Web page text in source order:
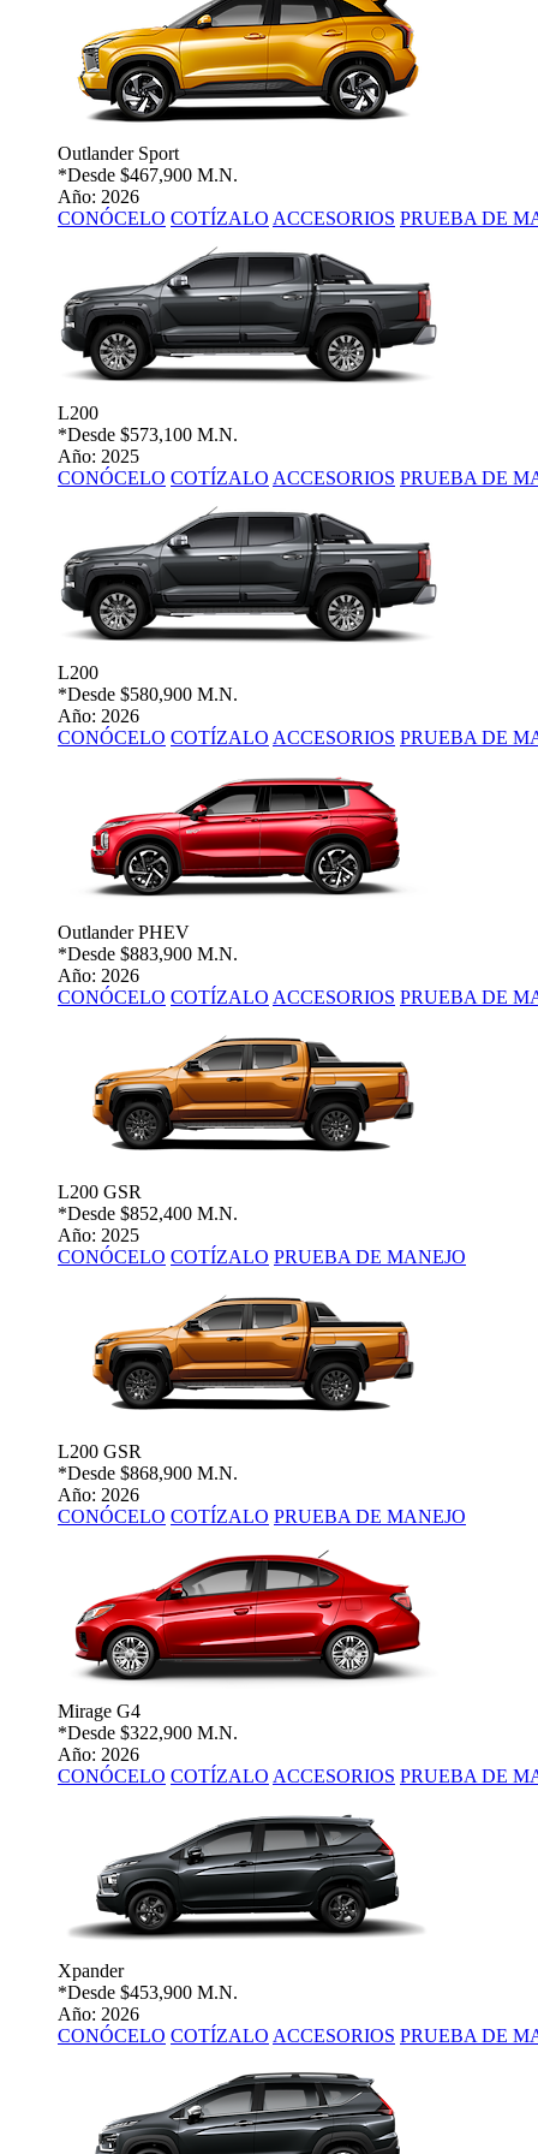
Outlander Sport
*Desde $467,900 M.N.
Año: 2026
CONÓCELO COTÍZALO ACCESORIOS PRUEBA DE
L200
*Desde $573,100 M.N.
Año: 2025
CONÓCELO COTÍZALO ACCESORIOS PRUEBA DE
L200
*Desde $580,900 M.N.
Año: 2026
CONÓCELO COTÍZALO ACCESORIOS PRUEBA DE
Outlander PHEV
*Desde $883,900 M.N.
Año: 2026
CONÓCELO COTÍZALO ACCESORIOS PRUEBA DE
L200 GSR
*Desde $852,400 M.N.
Año: 2025
CONÓCELO COTÍZALO PRUEBA DE MANEJO
L200 GSR
*Desde $868,900 M.N.
Año: 2026
CONÓCELO COTÍZALO PRUEBA DE MANEJO
Mirage G4
*Desde $322,900 M.N.
Año: 2026
CONÓCELO COTÍZALO ACCESORIOS PRUEBA DE
Xpander
*Desde $453,900 M.N.
Año: 2026
CONÓCELO COTÍZALO ACCESORIOS PRUEBA DE